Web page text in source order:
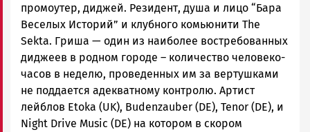
промоутер, диджей. Резидент, душа и лицо “Бара
Веселых Историй” и клубного комьюнити The
Sekta. Гриша — один из наиболее востребованных
диджеев в родном городе – количество человеко-
часов в неделю, проведенных им за вертушками
не поддается адекватному контролю. Артист
лейблов Etoka (UK), Budenzauber (DE), Tenor (DE), и
Night Drive Music (DE) на котором в скором